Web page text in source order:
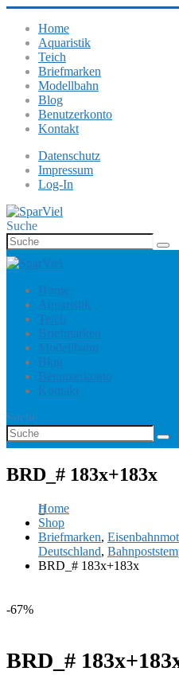
Home
Aquaristik
Teich
Briefmarken
Modellbahn
Blog
Benutzerkonto
Kontakt
Datenschutz
Impressum
Log-In
Suche
Home
Aquaristik
Teich
Briefmarken
Modellbahn
Blog
Benutzerkonto
Kontakt
Suche
BRD_# 183x+183x
Home
Shop
Briefmarken,
Deutschland,
BRD_# 183x+183x
-67%
BRD_#